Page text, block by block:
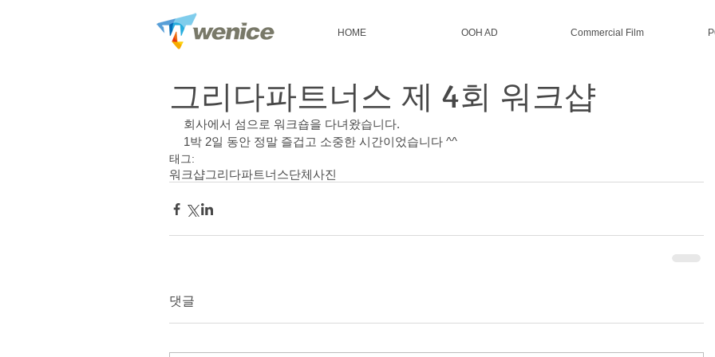
HOME OOH AD Commercial Film
그리다파트너스 제 4회 워크샵
회사에서 섬으로 워크숍을 다녀왔습니다.
1박 2일 동안 정말 즐겁고 소중한 시간이었습니다 ^^
태그:
워크샵그리다파트너스단체사진
댓글